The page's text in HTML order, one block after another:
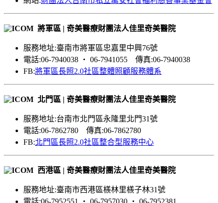
將軍區 | 奇美醫療財團法人佳里奇美醫院
服務地址:臺南市將軍區忠嘉里中興76號
電話:06-7940038 ‧ 06-7941055 傳真:06-7940038
FB:將軍區長照2.0社區整體照顧服務體系
北門區 | 奇美醫療財團法人佳里奇美醫院
服務地址:台南市北門區永隆里北門31號
電話:06-7862780 傳真:06-7862780
FB:北門區長照2.0社區整合型服務中心
西港區 | 奇美醫療財團法人佳里奇美醫院
服務地址:臺南市西港區檨林里檨子林31號